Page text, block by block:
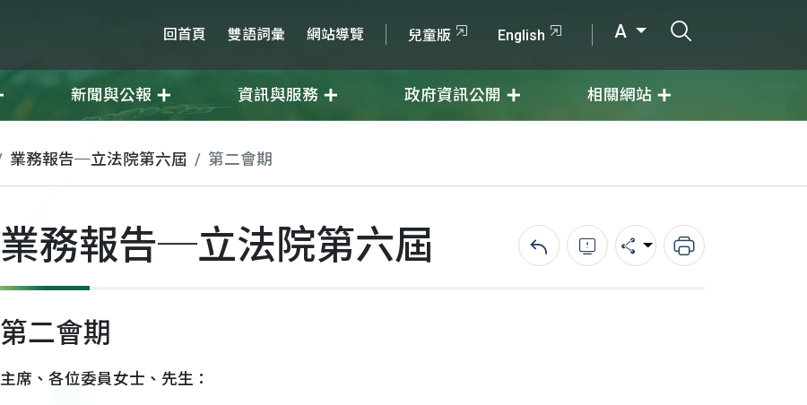
回首頁 雙語詞彙 網站導覽 兒童版 English A
新聞與公報 資訊與服務 政府資訊公開 相關網站
業務報告─立法院第六屆 第二會期
業務報告─立法院第六屆 回上一頁錯誤回報分享 列印
第二會期
主席、各位委員女士、先生：